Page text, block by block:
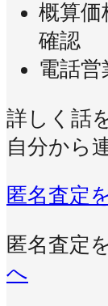
概算価
確認
電話
詳しく話
自分から
匿名査定
匿名査定
へ